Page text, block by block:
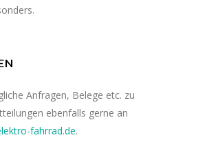
Anfragen, Belege etc. zu
ebenfalls gerne an
fahrrad.de.